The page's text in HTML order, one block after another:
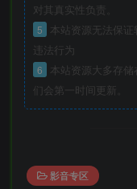
对其真实性负责。
5
本站资源无法保
违法行为
6
本站资源大多存
们会第一时间更新。
影音专区